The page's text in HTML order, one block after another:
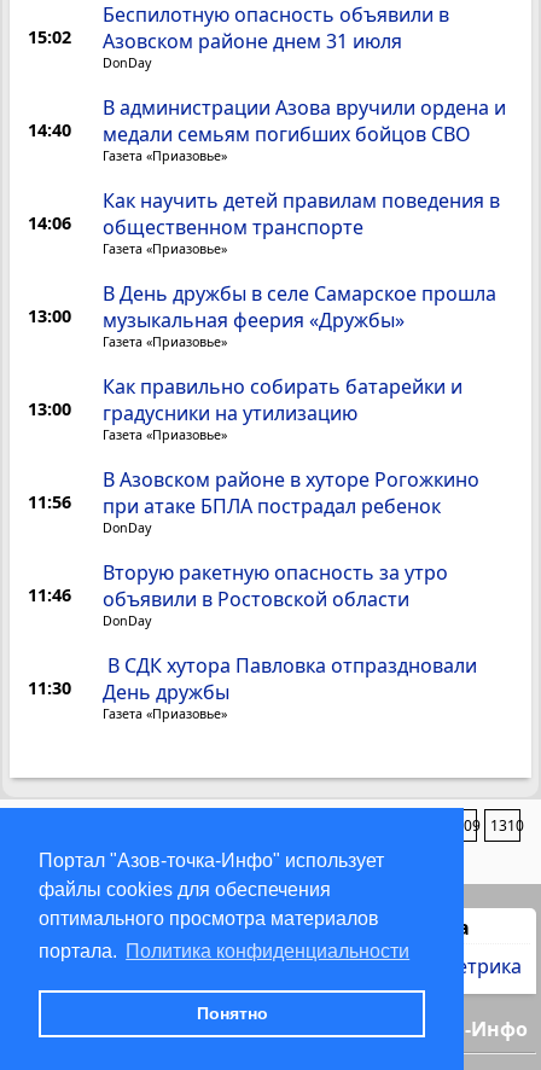
Портал "Азов-точка-Инфо" использует
файлы cookies для обеспечения
оптимального просмотра материалов
портала. Политика конфиденциальности
Понятно
15:02
Беспилотную опасность объявили в
Азовском районе днем 31 июля
DonDay
14:40
В администрации Азова вручили ордена и
медали семьям погибших бойцов СВО
Газета «Приазовье»
14:06
Как научить детей правилам поведения в
общественном транспорте
Газета «Приазовье»
13:00
В День дружбы в селе Самарское прошла
музыкальная феерия «Дружбы»
Газета «Приазовье»
13:00
Как правильно собирать батарейки и
градусники на утилизацию
Газета «Приазовье»
11:56
В Азовском районе в хуторе Рогожкино
при атаке БПЛА пострадал ребенок
DonDay
11:46
Вторую ракетную опасность за утро
объявили в Ростовской области
DonDay
11:30
В СДК хутора Павловка отпраздновали
День дружбы
Газета «Приазовье»
1309 1310
Статистика
© 2000-2026 Азов-точка-Инфо